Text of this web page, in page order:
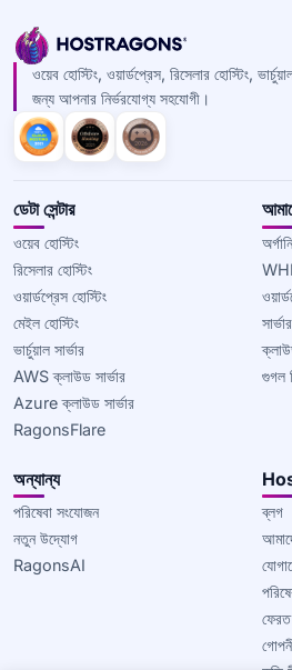
ওয়েব হোস্টিং, ওয়ার্ডপ্রেস, রিসেলার হোস্টিং,
জন্য আপনার নির্ভরযোগ্য সহযোগী।
ডেটা সেন্টার
ওয়েব হোস্টিং
রিসেলার হোস্টিং
ওয়ার্ডপ্রেস হোস্টিং
মেইল হোস্টিং
ভার্চুয়াল সার্ভার
AWS ক্লাউড সার্ভার
Azure ক্লাউড সার্ভার
RagonsFlare
গুগল
অন্যান্য
পরিষেবা সংযোজন
নতুন উদ্যোগ
RagonsAI
ব্লগ
ফেরত